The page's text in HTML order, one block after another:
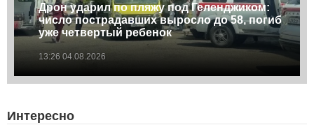
Дрон ударил по пляжу под Геленджиком:
число пострадавших выросло до 58, погиб
уже четвертый ребенок
13:26 04.08.2026
Интересно